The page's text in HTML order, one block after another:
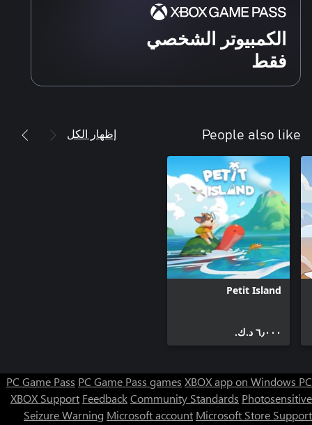
الكمبيوتر الشخصي
فقط
People also like إظهار الكل
Petit Island
٦٫٠٠٠ د.ك.‏
PC Game Pass PC Game Pass games XBOX app on Windows PC
XBOX Support FeedbackCommunity Standards Photosensitive
Seizure Warning Microsoft account Microsoft Store Support